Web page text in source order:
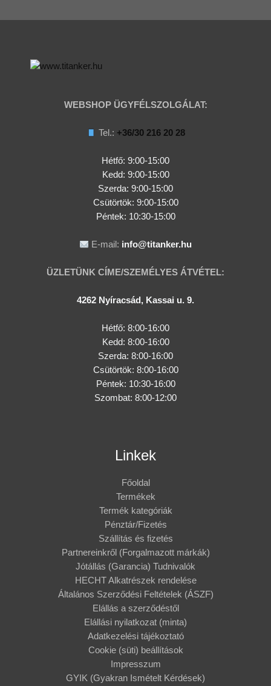
WEBSHOP ÜGYFÉLSZOLGÁLAT:
Tel.: +36/30 216 20 28
Hétfő: 9:00-15:00
Kedd: 9:00-15:00
Szerda: 9:00-15:00
Csütörtök: 9:00-15:00
Péntek: 10:30-15:00
E-mail: info@titanker.hu
ÜZLETÜNK CÍME/SZEMÉLYES ÁTVÉTEL:
4262 Nyíracsád, Kassai u. 9.
Hétfő: 8:00-16:00
Kedd: 8:00-16:00
Szerda: 8:00-16:00
Csütörtök: 8:00-16:00
Péntek: 10:30-16:00
Szombat: 8:00-12:00
Linkek
Főoldal
Termékek
Termék kategóriák
Pénztár/Fizetés
Szállítás és fizetés
Partnereinkről (Forgalmazott márkák)
Jótállás (Garancia) Tudnivalók
HECHT Alkatrészek rendelése
Általános Szerződési Feltételek (ÁSZF)
Elállás a szerződéstől
Elállási nyilatkozat (minta)
Adatkezelési tájékoztató
Cookie (süti) beállítások
Impresszum
GYIK (Gyakran Ismételt Kérdések)